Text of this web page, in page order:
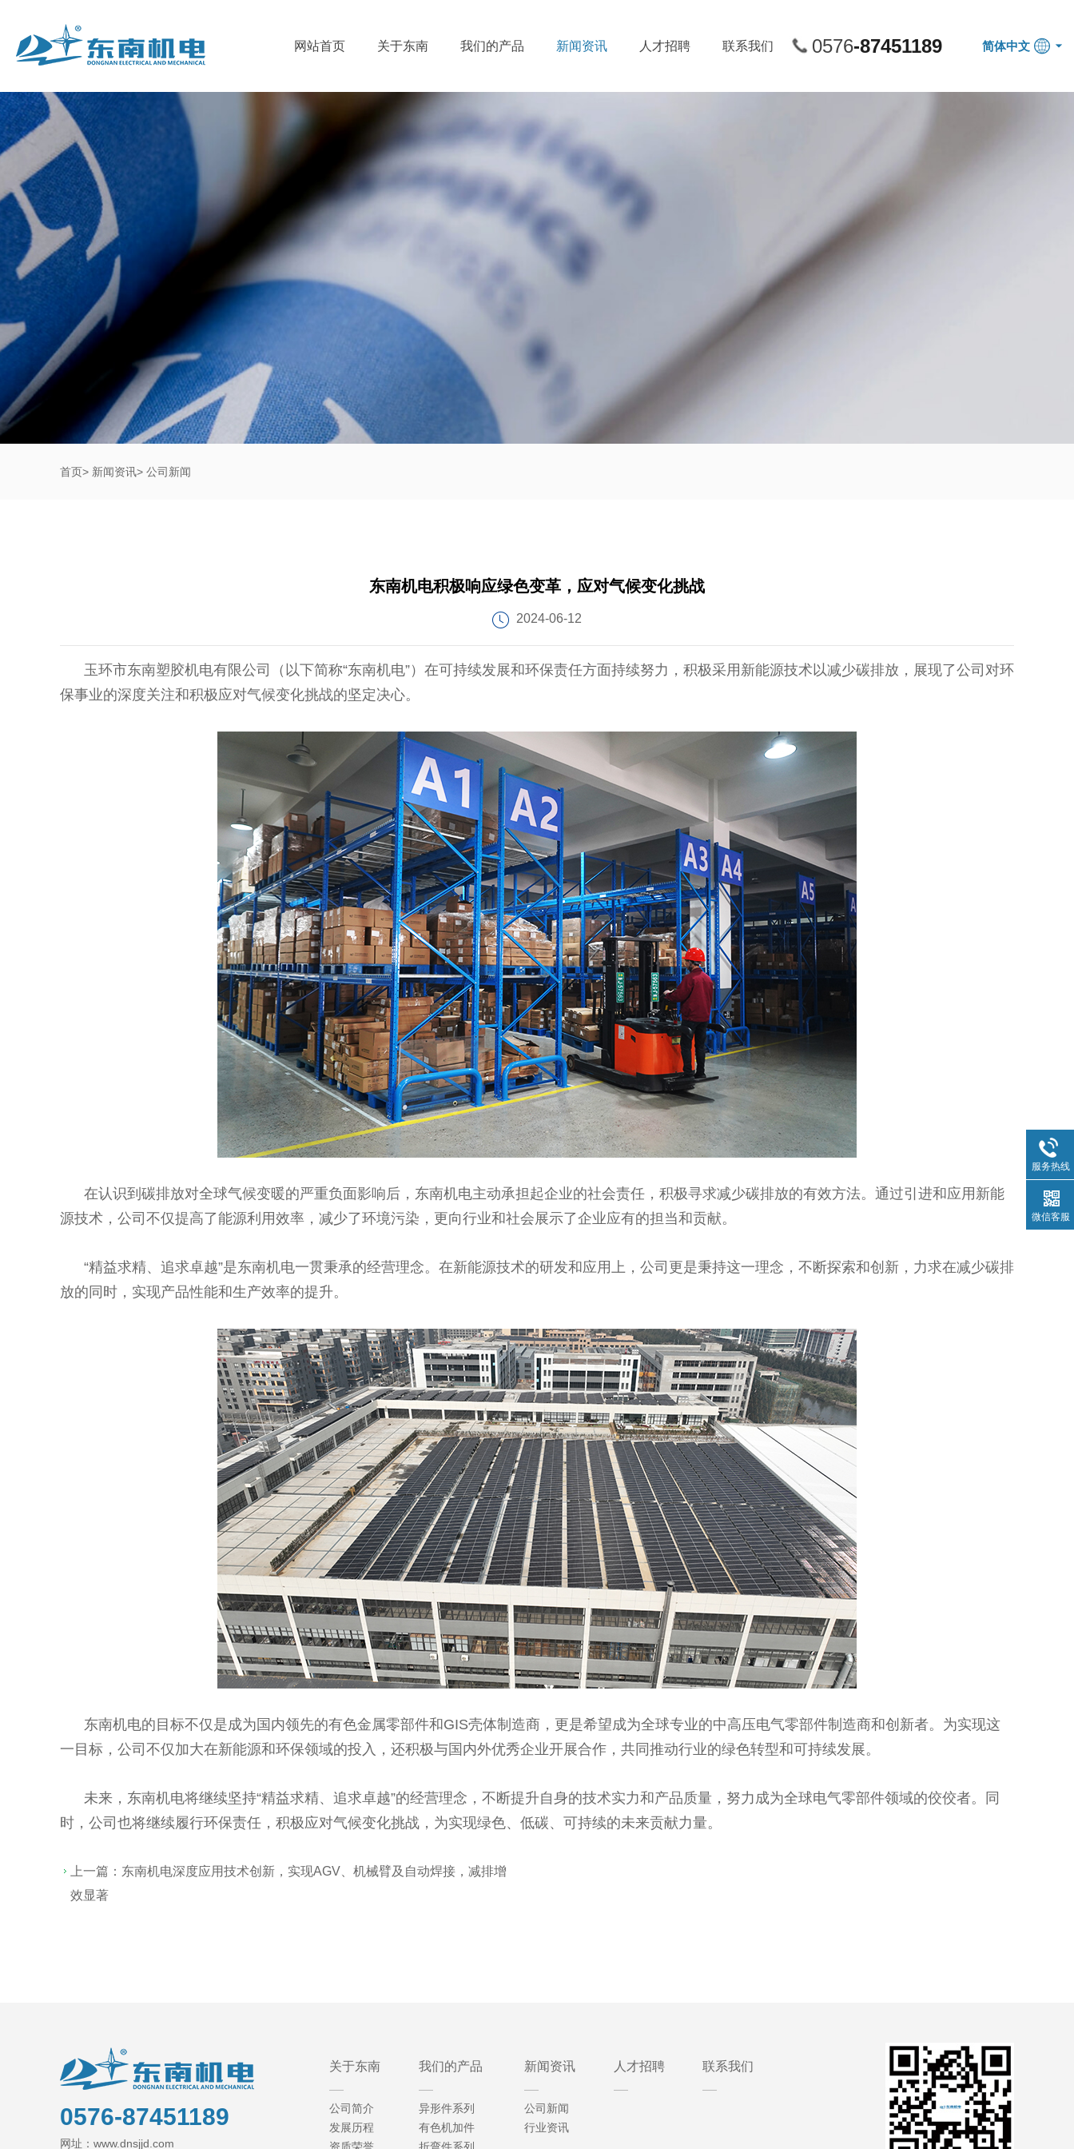
简体中文
0576-87451189
网站首页 关于东南 我们的产品 新闻资讯 人才招聘 联系我们
于
东
我
们
产
新
资
才
联
首页> 新闻资讯> 公司新闻
东南机电积极响应绿色变革，应对气候变化挑战
2024-06-12
玉环市东南塑胶机电有限公司（以下简称“东南机电”）在可持续发展和环保责任方面持续努力，积极采用新能源技术以减少碳排放，展现了公司对环
保事业的深度关注和积极应对气候变化挑战的坚定决心。
在认识到碳排放对全球气候变暖的严重负面影响后，东南机电主动承担起企业的社会责任，积极寻求减少碳排放的有效方法。通过引进和应用新能
源技术，公司不仅提高了能源利用效率，减少了环境污染，更向行业和社会展示了企业应有的担当和贡献。
“精益求精、追求卓越”是东南机电一贯秉承的经营理念。在新能源技术的研发和应用上，公司更是秉持这一理念，不断探索和创新，力求在减少碳排
放的同时，实现产品性能和生产效率的提升。
东南机电的目标不仅是成为国内领先的有色金属零部件和GIS壳体制造商，更是希望成为全球专业的中高压电气零部件制造商和创新者。为实现这
一目标，公司不仅加大在新能源和环保领域的投入，还积极与国内外优秀企业开展合作，共同推动行业的绿色转型和可持续发展。
未来，东南机电将继续坚持“精益求精、追求卓越”的经营理念，不断提升自身的技术实力和产品质量，努力成为全球电气零部件领域的佼佼者。同
时，公司也将继续履行环保责任，积极应对气候变化挑战，为实现绿色、低碳、可持续的未来贡献力量。
上一篇： 东南机电深度应用技术创新，实现AGV、机械臂及自动焊接，减排增
效显著
0576-87451189
网址：www.dnsjjd.com
关于东南
公司简介
发展历程
我们的产品
异形件系列
有色机加件
新闻资讯
公司新闻
行业资讯
人才招聘 联系我们
服务热线
微信客服